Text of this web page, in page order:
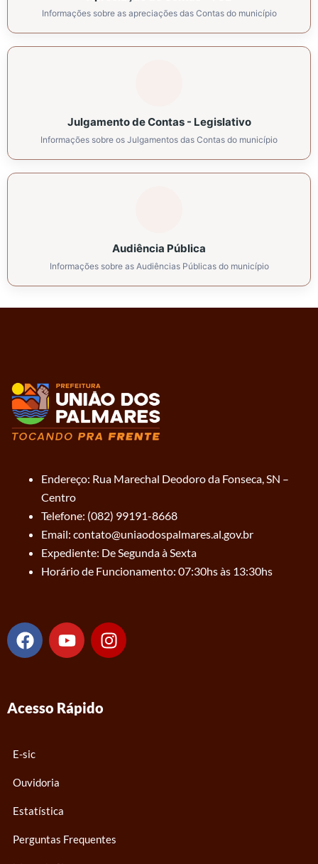
Informações sobre as apreciações das Contas do município
Julgamento de Contas - Legislativo
Informações sobre os Julgamentos das Contas do município
Audiência Pública
Informações sobre as Audiências Públicas do município
Endereço: Rua Marechal Deodoro da Fonseca, SN –
Centro
Telefone: (082) 99191-8668
Email: contato@uniaodospalmares.al.gov.br
Expediente: De Segunda à Sexta
Horário de Funcionamento: 07:30hs às 13:30hs
F
a
b
o
k
Y
o
u
b
I
n
Acesso Rápido
E-sic
Ouvidoria
Estatística
Perguntas Frequentes